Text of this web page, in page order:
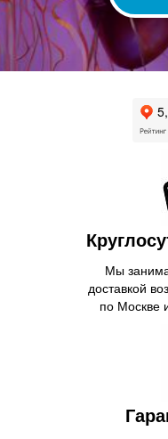
Мы
доставкой
по Москве